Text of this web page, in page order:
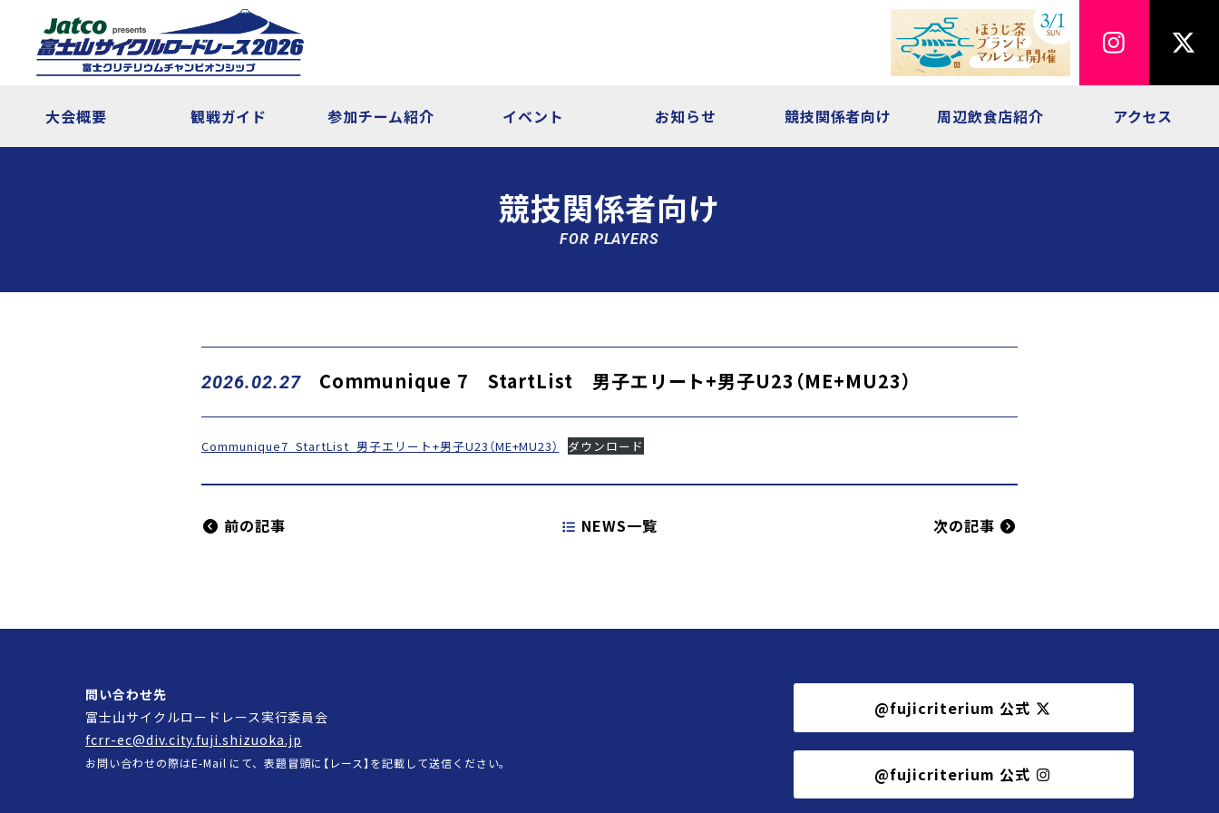
大会概要 観戦ガイド 参加チーム紹介 イベント お知らせ 競技関係者向け 周辺飲食店紹介 アクセス
競技関係者向け
FOR PLAYERS
2026.02.27 Communique 7 StartList 男子エリート+男子U23（ME+MU23）
Communique7_StartList_男子エリート+男子U23（ME+MU23） ダウンロード
前の記事 NEWS一覧 次の記事
問い合わせ先
富士山サイクルロードレース実行委員会
fcrr-ec@div.city.fuji.shizuoka.jp
お問い合わせの際はE-Mail にて、表題冒頭に【レース】を記載して送信ください。
@fujicriterium 公式
@fujicriterium 公式